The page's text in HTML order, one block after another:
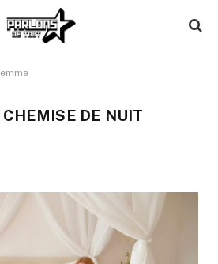
CHEMISE DE NUIT